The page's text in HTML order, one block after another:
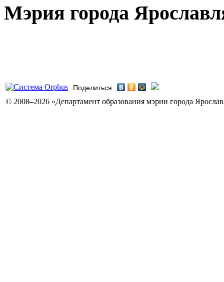
Мэрия города
Поделиться
© 2008–2026 «Департамент образования мэрии города